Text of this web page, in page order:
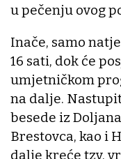
u pečenju ovog
Inače, samo
16 sati, dok će
umjetničkom
na dalje.
besede iz
Brestovca, kao i
dalje kreće tzv.